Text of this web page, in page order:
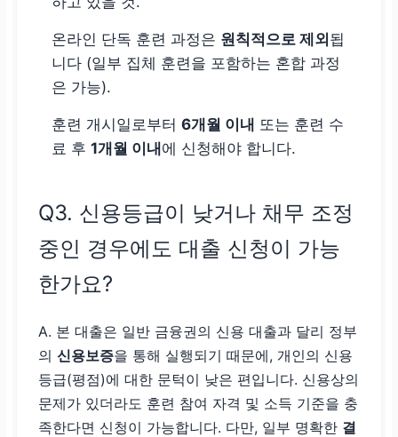
온라인 단독 훈련 과정은 원칙적으로 제외됩
니다 (일부 집체 훈련을 포함하는 혼합 과정
은 가능).
훈련 개시일로부터 6개월 이내 또는 훈련 수
료 후 1개월 이내에 신청해야 합니다.
Q3. 신용등급이 낮거나 채무 조정
중인 경우에도 대출 신청이 가능
한가요?
A. 본 대출은 일반 금융권의 신용 대출과 달리 정부
의 신용보증을 통해 실행되기 때문에, 개인의 신용
등급(평점)에 대한 문턱이 낮은 편입니다. 신용상의
문제가 있더라도 훈련 참여 자격 및 소득 기준을 충
족한다면 신청이 가능합니다. 다만, 일부 명확한 결